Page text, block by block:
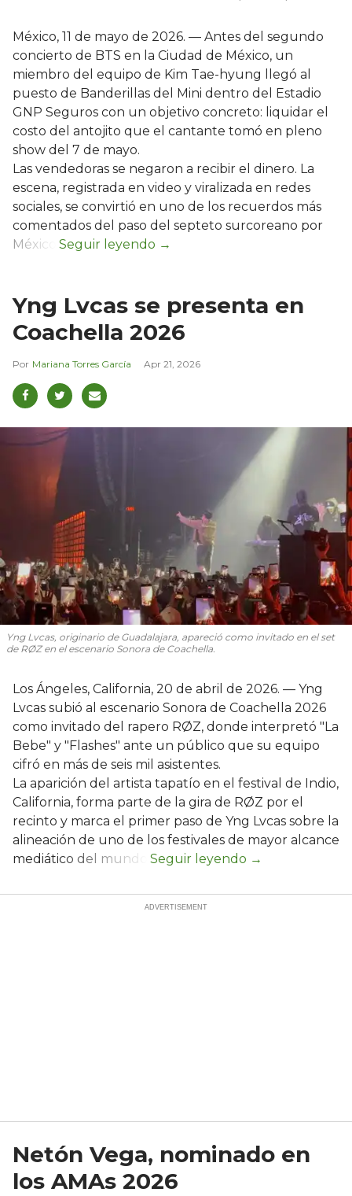
México, 11 de mayo de 2026. — Antes del segundo
concierto de BTS en la Ciudad de México, un
miembro del equipo de Kim Tae-hyung llegó al
puesto de Banderillas del Mini dentro del Estadio
GNP Seguros con un objetivo concreto: liquidar el
costo del antojito que el cantante tomó en pleno
show del 7 de mayo.
Las vendedoras se negaron a recibir el dinero. La
escena, registrada en video y viralizada en redes
sociales, se convirtió en uno de los recuerdos más
comentados del paso del septeto surcoreano por
México.
Yng Lvcas se presenta en
Coachella 2026
Mariana Torres García Apr 21, 2026
Yng Lvcas, originario de Guadalajara, apareció como invitado en el set
de RØZ en el escenario Sonora de Coachella.
Los Ángeles, California, 20 de abril de 2026. — Yng
Lvcas subió al escenario Sonora de Coachella 2026
como invitado del rapero RØZ, donde interpretó "La
Bebe" y "Flashes" ante un público que su equipo
cifró en más de seis mil asistentes.
La aparición del artista tapatío en el festival de Indio,
California, forma parte de la gira de RØZ por el
recinto y marca el primer paso de Yng Lvcas sobre la
alineación de uno de los festivales de mayor alcance
mediático del mundo.
Netón Vega, nominado en
los AMAs 2026